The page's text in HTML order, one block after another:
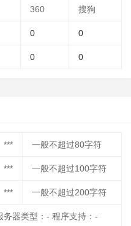
360 搜狗
0 0
0 0
*** 一般不超过80字符
*** 一般不超过100字符
*** 一般不超过200字符
器类型：- 程序支持：-